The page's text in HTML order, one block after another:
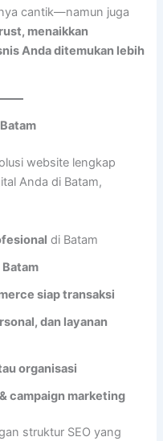
cantik—namun juga
menaikkan
Anda ditemukan lebih
website lengkap
Anda di Batam,
di Batam
siap transaksi
dan layanan
organisasi
campaign marketing
struktur SEO yang